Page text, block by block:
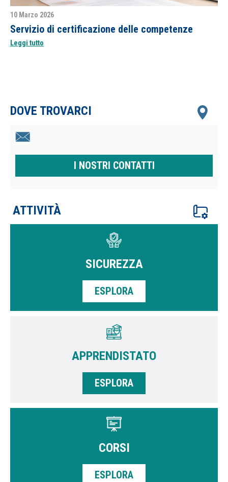
10 Marzo 2026
Servizio di certificazione delle competenze
Leggi tutto
DOVE TROVARCI
I NOSTRI CONTATTI
ATTIVITÀ
SICUREZZA
ESPLORA
APPRENDISTATO
ESPLORA
CORSI
ESPLORA